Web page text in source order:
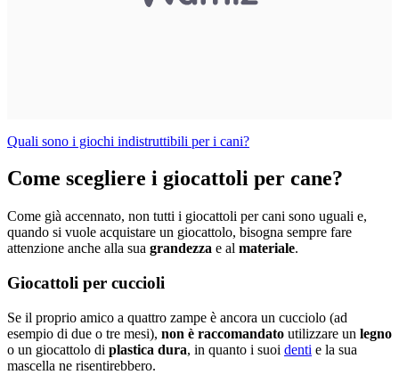
Quali sono i giochi indistruttibili per i cani?
Come scegliere i giocattoli per cane?
Come già accennato, non tutti i giocattoli per cani sono uguali e,
quando si vuole acquistare un giocattolo, bisogna sempre fare
attenzione anche alla sua grandezza e al materiale.
Giocattoli per cuccioli
Se il proprio amico a quattro zampe è ancora un cucciolo (ad
esempio di due o tre mesi), non è raccomandato utilizzare un legno
o un giocattolo di plastica dura, in quanto i suoi denti e la sua
mascella ne risentirebbero.